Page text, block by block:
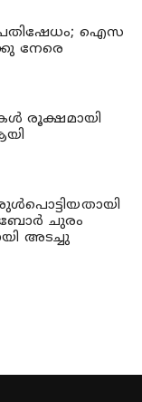
ഐസ
നേരെ
രൂക്ഷമായി
ചുരം
അടച്ചു